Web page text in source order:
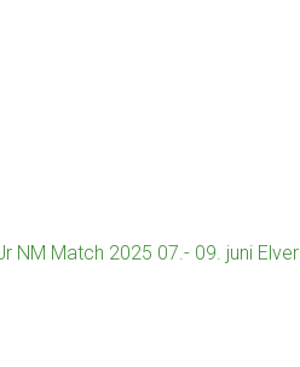
NM Match 2025 07.- 09. juni